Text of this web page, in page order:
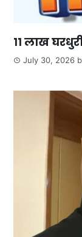
११ लाख
July 30, 2026